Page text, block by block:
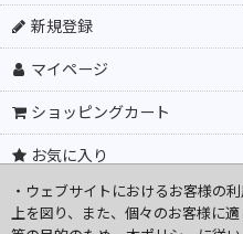
その他
交換可能商品・
ポリカーボネー
石けん洗いが可
Made in China
JANコード 4571448483923
オプ
新規登録
マイページ
ショッピングカート
お気に入り
閲覧履歴
・ウェブサイトにおけるお客様の
上を図り、また、個々のお客様に